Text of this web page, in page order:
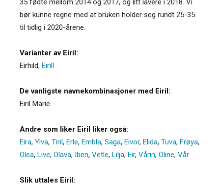
bør kunne regne med at bruken holder seg rundt 25-35
til tidlig i 2020-årene.
Varianter av Eiril:
Eirhild, Eirill
De vanligste navnekombinasjoner med Eiril:
Eiril Marie
Andre som liker Eiril liker også:
Eira, Ylva, Tiril, Erle, Embla, Saga, Eivor, Elida, Tuva, Frøya,
Olea, Live, Olava, Iben, Vetle, Lilja, Eir, Vårin, Oline, Vår
Slik uttales Eiril: